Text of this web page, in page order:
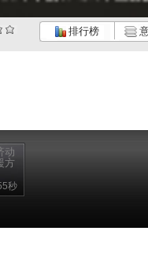
排行榜
动
方
秒